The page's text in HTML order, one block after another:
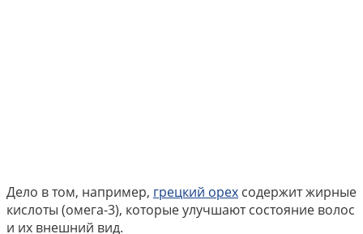
Дело в том, например, грецкий орех содержит жирные
кислоты (омега-3), которые улучшают состояние волос
и их внешний вид.